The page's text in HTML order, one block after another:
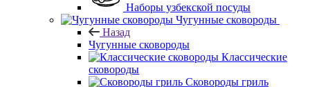
Наборы узбекской посуды
Чугунные сковороды
Назад
Чугунные сковороды
Классические
сковороды
Сковороды гриль